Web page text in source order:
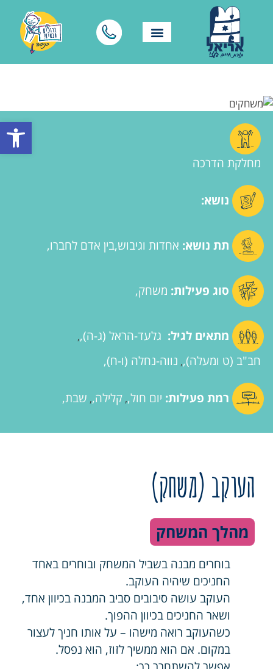
פתח
מחלקת הדרכה
נושא:
תת נושא: אחדות וגיבוש בין אדם לחברו
סוג פעילות: משחק
מתאים לגיל: גלעד-הראל (ג-ה) ,
חב"ב (ט ומעלה) , נווה-נחלה (ו-ח)
רמת פעילות: יום חול , קלילה , שבת
העוקב (משחק)
מהלך המשחק
בוחרים מבנה בשביל המשחק ובוחרים באחד
החניכים שיהיה העוקב.
העוקב עושה סיבובים סביב המבנה בכיוון אחד,
ושאר החניכים בכיוון ההפוך.
כשהעוקב רואה מישהו – על אותו חניך לעצור
במקום. אם הוא ממשיך לזוז, הוא נפסל.